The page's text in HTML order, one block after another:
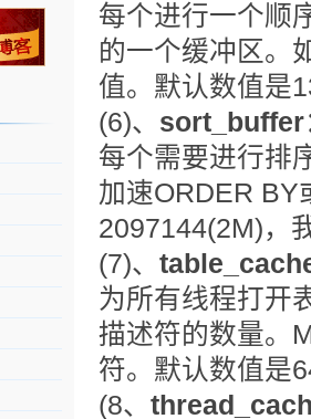
每个进行一个顺
的一个缓冲区。
值。默认数值是
(6)、 sort_buffer
每个需要进行排
加速ORDER BY
2097144(2M)，
(7)、
为所有线程打开
描述符的数量。
符。默认数值是
(8、